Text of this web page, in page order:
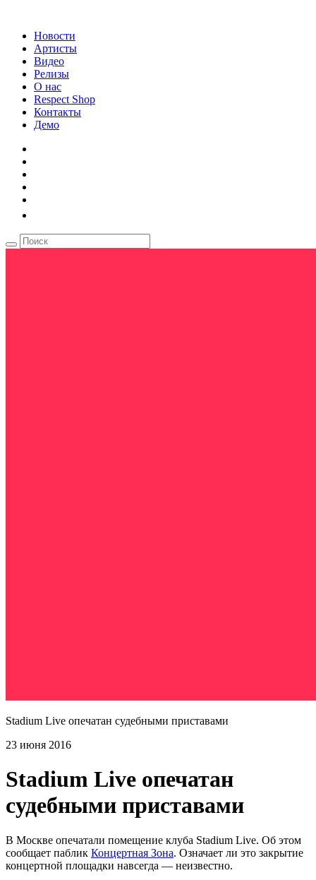
Новости
Артисты
Видео
Релизы
О нас
Respect Shop
Контакты
Демо
Stadium Live опечатан судебными приставами
23 июня 2016
Stadium Live опечатан
судебными приставами
В Москве опечатали помещение клуба Stadium Live. Об этом
сообщает паблик Концертная Зона. Означает ли это закрытие
концертной площадки навсегда — неизвестно.